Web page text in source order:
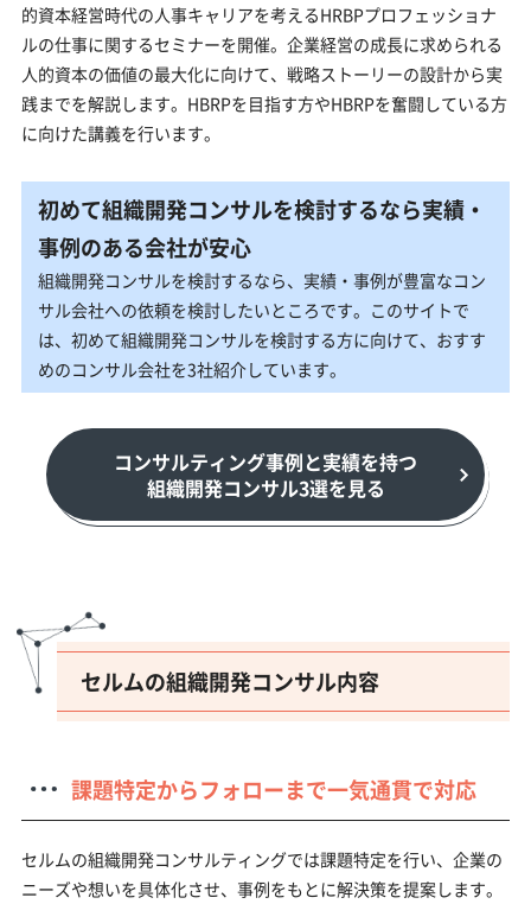
的資本経営時代の人事キャリアを考えるHRBPプロフェッショナ
ルの仕事に関するセミナーを開催。企業経営の成長に求められる
人的資本の価値の最大化に向けて、戦略ストーリーの設計から実
践までを解説します。HBRPを目指す方やHBRPを奮闘している方
に向けた講義を行います。
初めて組織開発コンサルを検討するなら実績・
事例のある会社が安心
組織開発コンサルを検討するなら、実績・事例が豊富なコン
サル会社への依頼を検討したいところです。このサイトで
は、初めて組織開発コンサルを検討する方に向けて、おすす
めのコンサル会社を3社紹介しています。
コンサルティング事例と実績を持つ
組織開発コンサル3選を見る
セルムの組織開発コンサル内容
課題特定からフォローまで一気通貫で対応
セルムの組織開発コンサルティングでは課題特定を行い、企業の
ニーズや想いを具体化させ、事例をもとに解決策を提案します。